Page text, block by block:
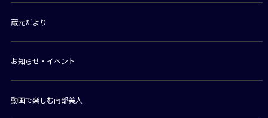
蔵元だより
お知らせ・イベント
動画で楽しむ南部美人